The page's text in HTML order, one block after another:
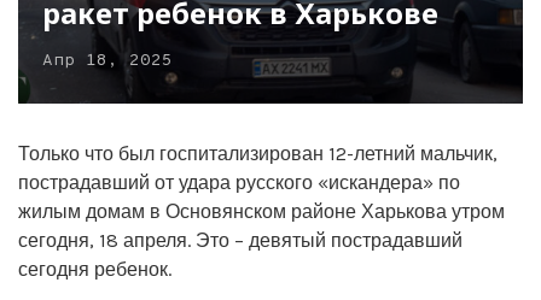
ракет ребенок в Харькове
Апр 18, 2025
Только что был госпитализирован 12-летний мальчик,
пострадавший от удара русского «искандера» по
жилым домам в Основянском районе Харькова утром
сегодня, 18 апреля. Это – девятый пострадавший
сегодня ребенок.